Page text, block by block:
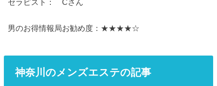
セラピスト： Cさん
男のお得情報局お勧め度：★★★★☆
神奈川のメンズエステの記事